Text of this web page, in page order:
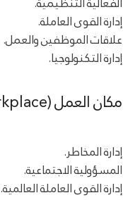
إدارة القوى العاملة.
علاقات الموظفين والعمل.
إدارة التكنولوجيا.
مكان العمل (Workplace)
إدارة المخاطر.
المسؤولية الاجتماعية.
إدارة القوى العاملة العالمية.